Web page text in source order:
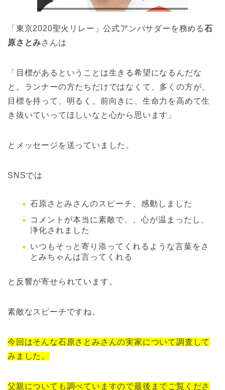
「東京2020聖火リレー」公式アンバサダーを務める石
原さとみさんは
「目標があるということは生きる希望になるんだな
と。ランナーの方たちだけではなくて、多くの方が、
目標を持って、明るく、前向きに、生命力を高めて生
き抜いていってほしいなと心から思います」
とメッセージを送っていました。
SNSでは
石原さとみさんのスピーチ、感動しました
コメントが本当に素敵で、、心が温まったし、
浄化されました
いつもそっと寄り添ってくれるような言葉をさ
とみちゃんは言ってくれる
と反響が寄せられています。
素敵なスピーチですね。
今回はそんな石原さとみさんの実家について調査して
みました。
父親についても調べていますので最後までご覧くださ